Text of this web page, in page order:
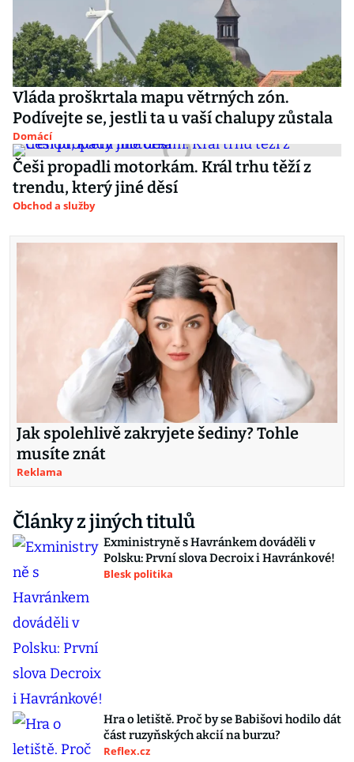
Vláda proškrtala mapu větrných zón.
Podívejte se, jestli ta u vaší chalupy zůstala
Domácí
Češi propadli motorkám. Král trhu těží z
trendu, který jiné děsí
Obchod a služby
Jak spolehlivě zakryjete šediny? Tohle
musíte znát
Reklama
Články z jiných titulů
Exministryně s Havránkem dováděli v
Polsku: První slova Decroix i Havránkové!
Blesk politika
Hra o letiště. Proč by se Babišovi hodilo dát
část ruzyňských akcií na burzu?
Reflex.cz